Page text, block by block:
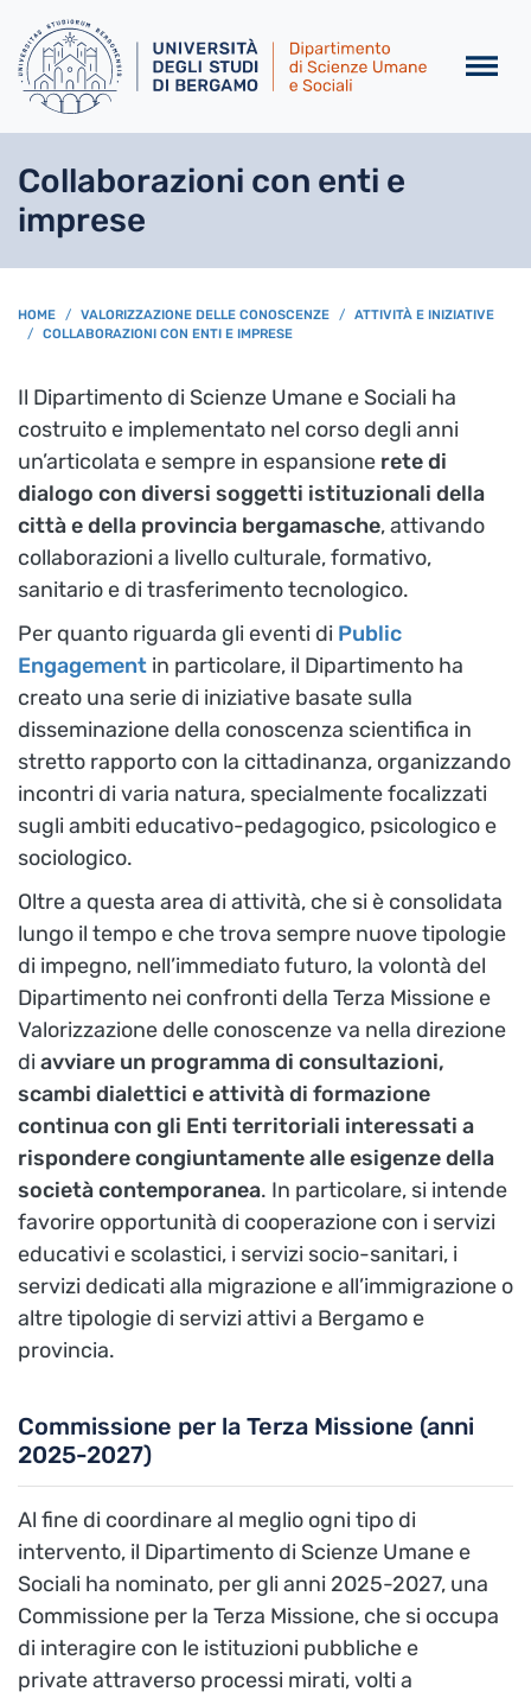
Collaborazioni con enti e
imprese
BREADCRUMB
HOME VALORIZZAZIONE DELLE CONOSCENZE
ATTIVITÀ E INIZIATIVE
COLLABORAZIONI CON ENTI E IMPRESE
Il Dipartimento di Scienze Umane e Sociali ha
costruito e implementato nel corso degli anni
un’articolata e sempre in espansione rete di
dialogo con diversi soggetti istituzionali della
città e della provincia bergamasche, attivando
collaborazioni a livello culturale, formativo,
sanitario e di trasferimento tecnologico.
Per quanto riguarda gli eventi di Public
Engagement in particolare, il Dipartimento ha
creato una serie di iniziative basate sulla
disseminazione della conoscenza scientifica in
stretto rapporto con la cittadinanza, organizzando
incontri di varia natura, specialmente focalizzati
sugli ambiti educativo-pedagogico, psicologico e
sociologico.
Oltre a questa area di attività, che si è consolidata
lungo il tempo e che trova sempre nuove tipologie
di impegno, nell’immediato futuro, la volontà del
Dipartimento nei confronti della Terza Missione e
Valorizzazione delle conoscenze va nella direzione
di avviare un programma di consultazioni,
scambi dialettici e attività di formazione
continua con gli Enti territoriali interessati a
rispondere congiuntamente alle esigenze della
società contemporanea. In particolare, si intende
favorire opportunità di cooperazione con i servizi
educativi e scolastici, i servizi socio-sanitari, i
servizi dedicati alla migrazione e all’immigrazione o
altre tipologie di servizi attivi a Bergamo e
provincia.
Commissione per la Terza Missione (anni
2025-2027)
Al fine di coordinare al meglio ogni tipo di
intervento, il Dipartimento di Scienze Umane e
Sociali ha nominato, per gli anni 2025-2027, una
Commissione per la Terza Missione, che si occupa
di interagire con le istituzioni pubbliche e
private attraverso processi mirati, volti a